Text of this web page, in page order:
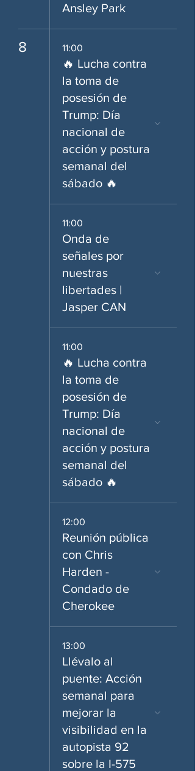
Ansley Park
8 11:00
🔥 Lucha contra
la toma de
posesión de
Trump: Día
nacional de
acción y postura
semanal del
sábado 🔥
11:00
Onda de
señales por
nuestras
libertades |
Jasper CAN
11:00
🔥 Lucha contra
la toma de
posesión de
Trump: Día
nacional de
acción y postura
semanal del
sábado 🔥
12:00
Reunión pública
con Chris
Harden -
Condado de
Cherokee
13:00
Llévalo al
puente: Acción
semanal para
mejorar la
visibilidad en la
autopista 92
sobre la I-575